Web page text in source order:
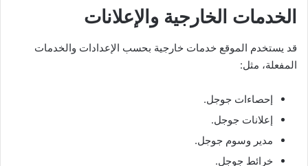
الخدمات الخارجية والإعلانات
قد يستخدم الموقع خدمات خارجية بحسب الإعدادات والخدمات
المفعلة، مثل:
إحصاءات جوجل.
إعلانات جوجل.
مدير وسوم جوجل.
خرائط جوجل.